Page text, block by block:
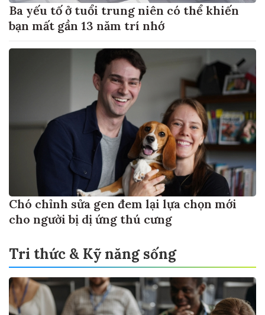
Ba yếu tố ở tuổi trung niên có thể khiến
bạn mất gần 13 năm trí nhớ
Chó chỉnh sửa gen đem lại lựa chọn mới
cho người bị dị ứng thú cưng
Tri thức & Kỹ năng sống